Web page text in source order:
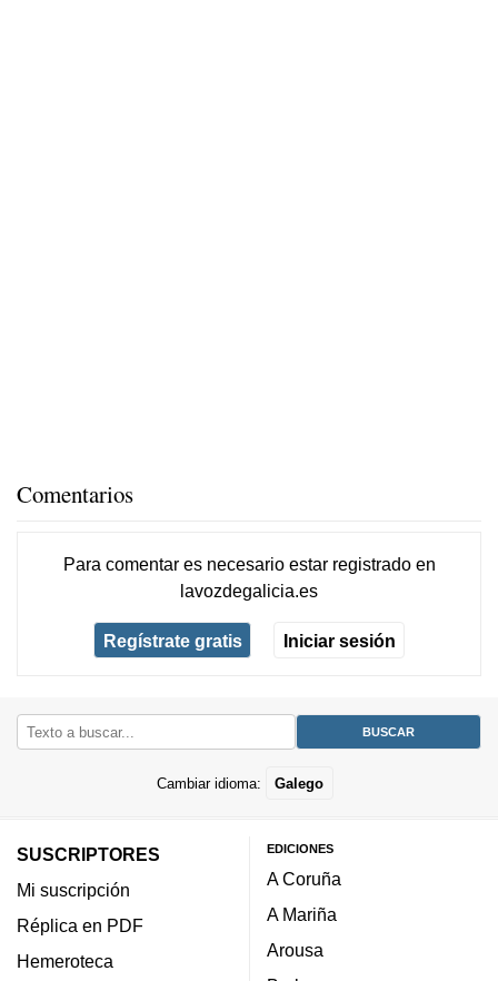
Comentarios
Para comentar es necesario estar registradoen
lavozdegalicia.es
Regístrate gratis Iniciar sesión
Cambiar idioma: Galego
SUSCRIPTORES
Mi suscripción
Réplica en PDF
Hemeroteca
EDICIONES
A Coruña
A Mariña
Arousa